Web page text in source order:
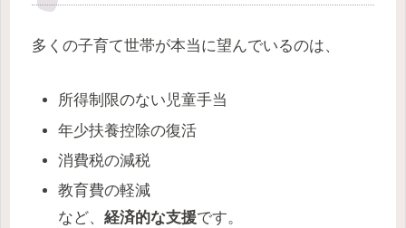
多くの子育て世帯が本当に望んでいるのは、
所得制限のない児童手当
年少扶養控除の復活
消費税の減税
教育費の軽減
など、経済的な支援です。